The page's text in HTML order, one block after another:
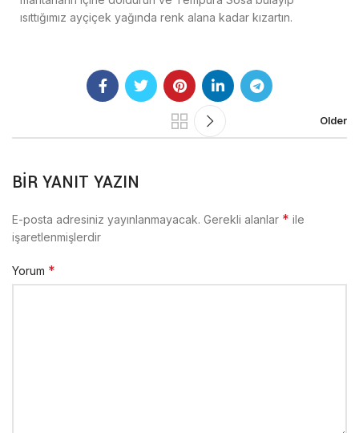
ısıttığımız ayçiçek yağında renk alana kadar kızartın.
Older
BIR YANIT YAZIN
E-posta adresiniz yayınlanmayacak. Gerekli alanlar * ile
işaretlenmişlerdir
Yorum *